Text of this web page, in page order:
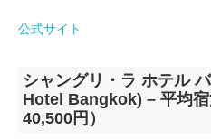
公式サイト
シャングリ・ラ ホテル
Hotel Bangkok) – 平均
40,500円）